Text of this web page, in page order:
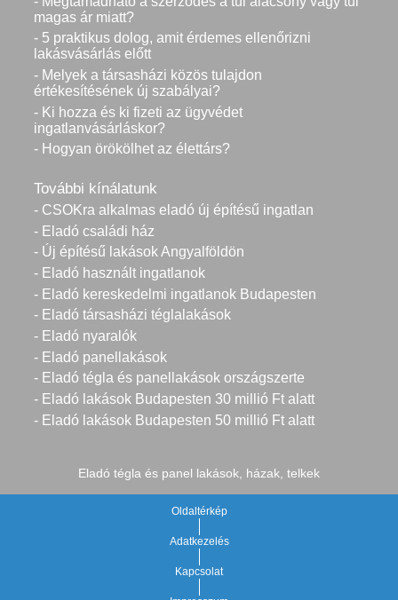
magas ár miatt?
- 5 praktikus dolog, amit érdemes ellenőrizni
lakásvásárlás előtt
- Melyek a társasházi közös tulajdon
értékesítésének új szabályai?
- Ki hozza és ki fizeti az ügyvédet
ingatlanvásárláskor?
- Hogyan örökölhet az élettárs?
További kínálatunk
- CSOKra alkalmas eladó új építésű ingatlan
- Eladó családi ház
- Új építésű lakások Angyalföldön
- Eladó használt ingatlanok
- Eladó kereskedelmi ingatlanok Budapesten
- Eladó társasházi téglalakások
- Eladó nyaralók
- Eladó panellakások
- Eladó tégla és panellakások országszerte
- Eladó lakások Budapesten 30 millió Ft alatt
- Eladó lakások Budapesten 50 millió Ft alatt
Eladó tégla és panel lakások, házak, telkek
Oldaltérkép
Adatkezelés
Kapcsolat